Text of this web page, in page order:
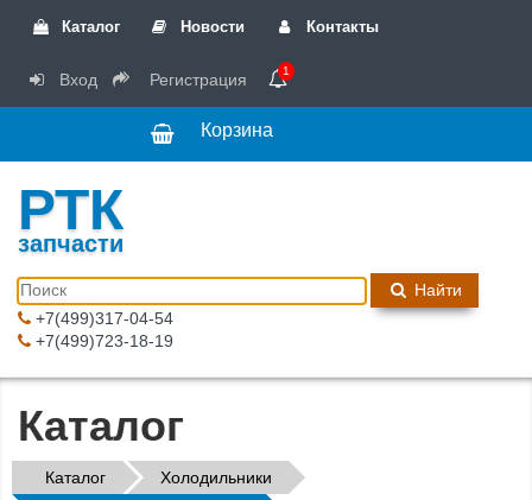
Каталог Новости Контакты
Вход Регистрация 1
Корзина
РТК
запчасти
Найти
+7(499)317-04-54
+7(499)723-18-19
Каталог
Каталог
Холодильники